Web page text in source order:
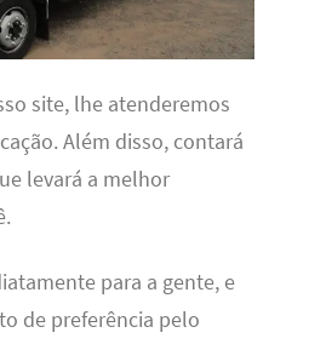
site, lhe atenderemos
Além disso, contará
levará a melhor
para a gente, e
de preferência pelo